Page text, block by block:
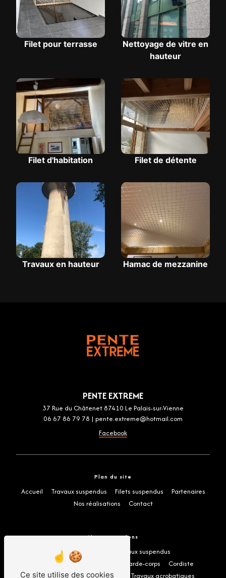
Filet pour terrasse
Nettoyage de vitre en
hauteur
Filet d'habitation Filet de détente
Travaux en hauteur Hamac de mezzanine
PENTE EXTREME
37 Rue du Châtenet 87410 Le Palais-sur-Vienne
06 67 86 79 78 | pente.extreme@hotmail.com
Facebook
Plan du site
Accueil Travaux suspendus Filets suspendus
Partenaires
Nos réalisations
Contact
Nos prestations
Hamac suspendu
Travaux suspendus
Travaux accès difficiles
Filet garde-corps
Cordiste
Filet en corde
Filet suspendu Travaux acrobatiques
Ce site utilise des cookies